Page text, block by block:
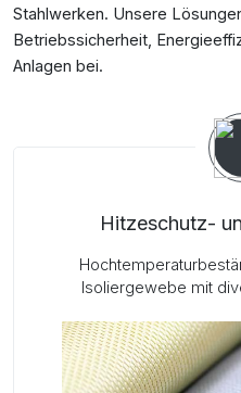
Stahlwerken. Unsere
Betriebssicherheit,
Anlagen bei.
Hitzeschutz-
Isoliergewebe mit